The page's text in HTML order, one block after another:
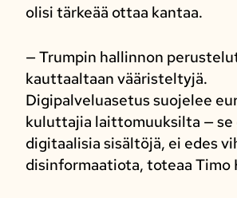
olisi tärkeää ottaa kantaa.
— Trumpin hallinnon
kauttaaltaan vääristeltyjä.
Digipalveluasetus suojelee
kuluttajia laittomuuksilta — se
digitaalisia sisältöjä, ei edes
disinformaatiota, toteaa Timo